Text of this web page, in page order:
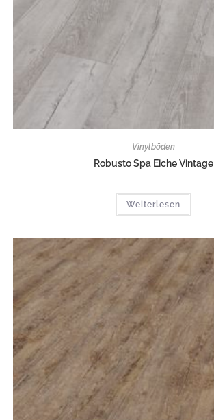
Vinylböden
Robusto Spa Eiche Vintage
Weiterlesen